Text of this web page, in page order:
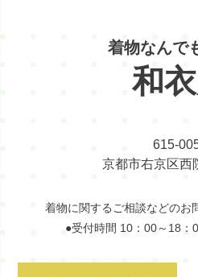
着物なんで
和
615-
京都市右京区西
着物に関するご相談などのお
●受付時間 10：00～18